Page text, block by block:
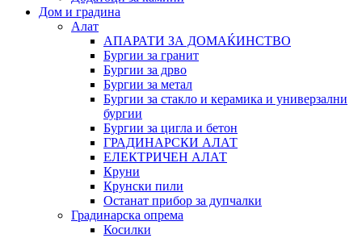
Дом и градина
Алат
АПАРАТИ ЗА ДОМАЌИНСТВО
Бургии за гранит
Бургии за дрво
Бургии за метал
Бургии за стакло и керамика и универзални
бургии
Бургии за цигла и бетон
ГРАДИНАРСКИ АЛАТ
ЕЛЕКТРИЧЕН АЛАТ
Круни
Крунски пили
Останат прибор за дупчалки
Градинарска опрема
Косилки